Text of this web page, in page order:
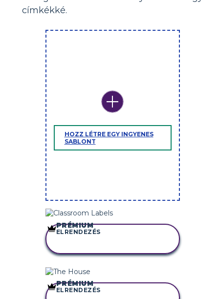
címkékké.
HOZZ LÉTRE EGY INGYENES
SABLONT
MÁSOLJA EZT A
PRÉMIUM
ELRENDEZÉS
MÁSOLJA EZT A
PRÉMIUM
ELRENDEZÉS